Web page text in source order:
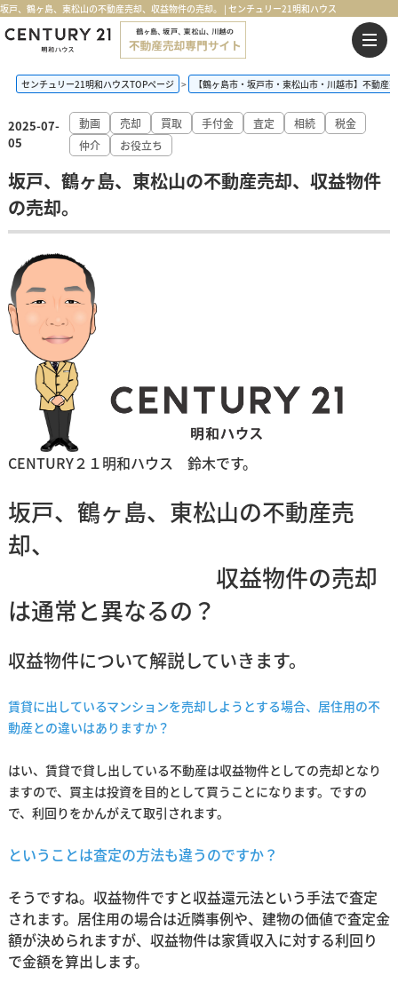
坂戸、鶴ヶ島、東松山の不動産売却、収益物件の売却。 | センチュリー21明和ハウス
センチュリー21明和ハウスTOPページ 【鶴ヶ島市・坂戸市・東松山市・川越市】不動産
2025-07-
05
動画 売却 買取 手付金 査定 相続
税金
仲介
お役立ち
坂戸、鶴ヶ島、東松山の不動産売却、収益物件
の売却。
CENTURY２１明和ハウス 鈴木です。
坂戸、鶴ヶ島、東松山の不動産売
却、
収益物件の売却
は通常と異なるの？
収益物件について解説していきます。
賃貸に出しているマンションを売却しようとする場合、居住用の不
動産との違いはありますか？
はい、賃貸で貸し出している不動産は収益物件としての売却となり
ますので、買主は投資を目的として買うことになります。ですの
で、利回りをかんがえて取引されます。
ということは査定の方法も違うのですか？
そうですね。収益物件ですと収益還元法という手法で査定
されます。居住用の場合は近隣事例や、建物の価値で査定金
額が決められますが、収益物件は家賃収入に対する利回り
で金額を算出します。